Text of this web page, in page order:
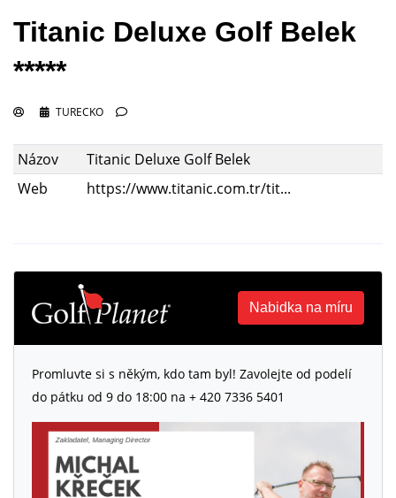
Titanic Deluxe Golf Belek
*****
TURECKO
Názov
Titanic Deluxe Golf Belek
Web
https://www.titanic.com.tr/tit...
Nabidka na míru
Promluvte si s někým, kdo tam byl! Zavolejte od podelí
do pátku od 9 do 18:00 na + 420 7336 5401